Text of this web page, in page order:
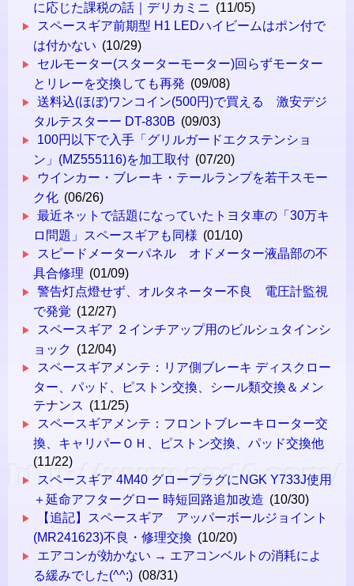
に応じた課税の話｜デリカミニ (11/05)
スペースギア前期型 H1 LEDハイビームはポン付で
は付かない (10/29)
セルモーター(スターターモーター)回らずモーター
とリレーを交換しても再発 (09/08)
送料込(ほぼ)ワンコイン(500円)で買える 激安デジ
タルテスターー DT-830B (09/03)
100円以下で入手「グリルガードエクステンショ
ン」(MZ555116)を加工取付 (07/20)
ウインカー・ブレーキ・テールランプを若干スモー
ク化 (06/26)
最近ネットで話題になっていたトヨタ車の「30万キ
ロ問題」スペースギアも同様 (01/10)
スピードメーターパネル オドメーター液晶部の不
具合修理 (01/09)
警告灯点燈せず、オルタネーター不良 電圧計監視
で発覚 (12/27)
スペースギア ２インチアップ用のビルシュタインシ
ョック (12/04)
スペースギアメンテ：リア側ブレーキ ディスクロー
ター、パッド、ピストン交換、シール類交換＆メン
テナンス (11/25)
スペースギアメンテ：フロントブレーキローター交
換、キャリパーＯＨ、ピストン交換、パッド交換他
(11/22)
スペースギア 4M40 グロープラグにNGK Y733J使用
＋延命アフターグロー 時短回路追加改造 (10/30)
【追記】スペースギア アッパーボールジョイント
(MR241623)不良・修理交換 (10/20)
エアコンが効かない → エアコンベルトの消耗によ
る緩みでした(^^;) (08/31)